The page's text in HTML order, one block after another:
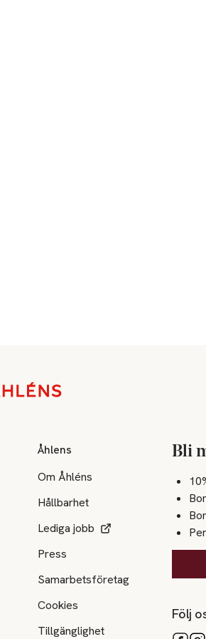
Åhlens
Om Åhléns
Hållbarhet
Lediga jobb
Press
Samarbetsföretag
Cookies
Tillgänglighet
Bli
Följ